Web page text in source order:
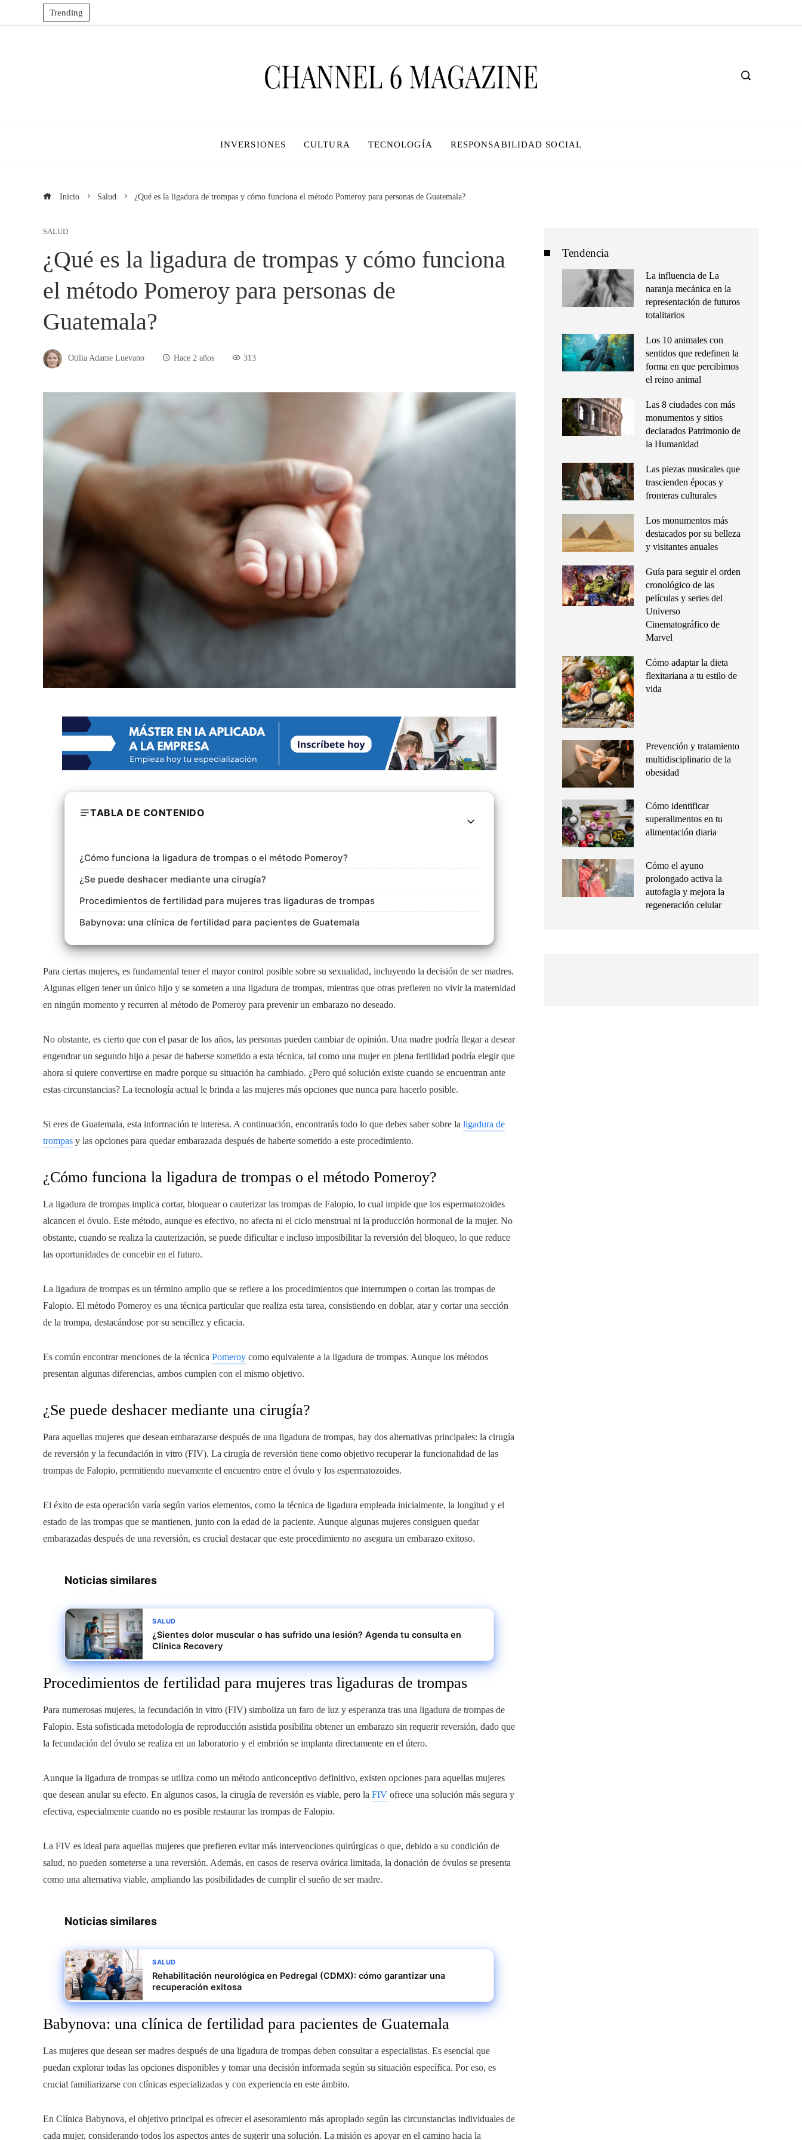
Trending
INVERSIONES CULTURA TECNOLOGÍA RESPONSABILIDAD SOCIAL
Inicio Salud ¿Qué es la ligadura de trompas y cómo funciona el método Pomeroy para personas de Guatemala?
SALUD
¿Qué es la ligadura de trompas y cómo funciona
el método Pomeroy para personas de
Guatemala?
Otilia Adame Luevano Hace 2 años 313
TABLA DE CONTENIDO
¿Cómo funciona la ligadura de trompas o el método Pomeroy?
¿Se puede deshacer mediante una cirugía?
Procedimientos de fertilidad para mujeres tras ligaduras de trompas
Babynova: una clínica de fertilidad para pacientes de Guatemala
Para ciertas mujeres, es fundamental tener el mayor control posible sobre su sexualidad, incluyendo la decisión de ser madres.
Algunas eligen tener un único hijo y se someten a una ligadura de trompas, mientras que otras prefieren no vivir la maternidad
en ningún momento y recurren al método de Pomeroy para prevenir un embarazo no deseado.
No obstante, es cierto que con el pasar de los años, las personas pueden cambiar de opinión. Una madre podría llegar a desear
engendrar un segundo hijo a pesar de haberse sometido a esta técnica, tal como una mujer en plena fertilidad podría elegir que
ahora sí quiere convertirse en madre porque su situación ha cambiado. ¿Pero qué solución existe cuando se encuentran ante
estas circunstancias? La tecnología actual le brinda a las mujeres más opciones que nunca para hacerlo posible.
Si eres de Guatemala, esta información te interesa. A continuación, encontrarás todo lo que debes saber sobre la ligadura de
trompas y las opciones para quedar embarazada después de haberte sometido a este procedimiento.
¿Cómo funciona la ligadura de trompas o el método Pomeroy?
La ligadura de trompas implica cortar, bloquear o cauterizar las trompas de Falopio, lo cual impide que los espermatozoides
alcancen el óvulo. Este método, aunque es efectivo, no afecta ni el ciclo menstrual ni la producción hormonal de la mujer. No
obstante, cuando se realiza la cauterización, se puede dificultar e incluso imposibilitar la reversión del bloqueo, lo que reduce
las oportunidades de concebir en el futuro.
La ligadura de trompas es un término amplio que se refiere a los procedimientos que interrumpen o cortan las trompas de
Falopio. El método Pomeroy es una técnica particular que realiza esta tarea, consistiendo en doblar, atar y cortar una sección
de la trompa, destacándose por su sencillez y eficacia.
Es común encontrar menciones de la técnica Pomeroy como equivalente a la ligadura de trompas. Aunque los métodos
presentan algunas diferencias, ambos cumplen con el mismo objetivo.
¿Se puede deshacer mediante una cirugía?
Para aquellas mujeres que desean embarazarse después de una ligadura de trompas, hay dos alternativas principales: la cirugía
de reversión y la fecundación in vitro (FIV). La cirugía de reversión tiene como objetivo recuperar la funcionalidad de las
trompas de Falopio, permitiendo nuevamente el encuentro entre el óvulo y los espermatozoides.
El éxito de esta operación varía según varios elementos, como la técnica de ligadura empleada inicialmente, la longitud y el
estado de las trompas que se mantienen, junto con la edad de la paciente. Aunque algunas mujeres consiguen quedar
embarazadas después de una reversión, es crucial destacar que este procedimiento no asegura un embarazo exitoso.
Noticias similares
SALUD
¿Sientes dolor muscular o has sufrido una lesión? Agenda tu consulta en
Clínica Recovery
Procedimientos de fertilidad para mujeres tras ligaduras de trompas
Para numerosas mujeres, la fecundación in vitro (FIV) simboliza un faro de luz y esperanza tras una ligadura de trompas de
Falopio. Esta sofisticada metodología de reproducción asistida posibilita obtener un embarazo sin requerir reversión, dado que
la fecundación del óvulo se realiza en un laboratorio y el embrión se implanta directamente en el útero.
Aunque la ligadura de trompas se utiliza como un método anticonceptivo definitivo, existen opciones para aquellas mujeres
que desean anular su efecto. En algunos casos, la cirugía de reversión es viable, pero la FIV ofrece una solución más segura y
efectiva, especialmente cuando no es posible restaurar las trompas de Falopio.
La FIV es ideal para aquellas mujeres que prefieren evitar más intervenciones quirúrgicas o que, debido a su condición de
salud, no pueden someterse a una reversión. Además, en casos de reserva ovárica limitada, la donación de óvulos se presenta
como una alternativa viable, ampliando las posibilidades de cumplir el sueño de ser madre.
Noticias similares
SALUD
Rehabilitación neurológica en Pedregal (CDMX): cómo garantizar una
recuperación exitosa
Babynova: una clínica de fertilidad para pacientes de Guatemala
Las mujeres que desean ser madres después de una ligadura de trompas deben consultar a especialistas. Es esencial que
puedan explorar todas las opciones disponibles y tomar una decisión informada según su situación específica. Por eso, es
crucial familiarizarse con clínicas especializadas y con experiencia en este ámbito.
En Clínica Babynova, el objetivo principal es ofrecer el asesoramiento más apropiado según las circunstancias individuales de
cada mujer, considerando todos los aspectos antes de sugerir una solución. La misión es apoyar en el camino hacia la
Tendencia
La influencia de La
naranja mecánica en la
representación de futuros
totalitarios
Los 10 animales con
sentidos que redefinen la
forma en que percibimos
el reino animal
Las 8 ciudades con más
monumentos y sitios
declarados Patrimonio de
la Humanidad
Las piezas musicales que
trascienden épocas y
fronteras culturales
Los monumentos más
destacados por su belleza
y visitantes anuales
Guía para seguir el orden
cronológico de las
películas y series del
Universo
Cinematográfico de
Marvel
Cómo adaptar la dieta
flexitariana a tu estilo de
vida
Prevención y tratamiento
multidisciplinario de la
obesidad
Cómo identificar
superalimentos en tu
alimentación diaria
Cómo el ayuno
prolongado activa la
autofagia y mejora la
regeneración celular